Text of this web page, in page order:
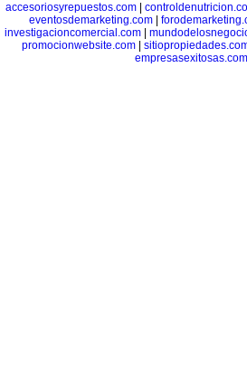
accesoriosyrepuestos.com
eventosdemarketing.com|
investigacioncomercial.com
promocionwebsite.com
empresasexitosas.com